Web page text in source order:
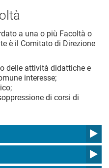
a una o più Facoltà o
è il Comitato di Direzione
delle attività didattiche e
interesse;
di corsi di